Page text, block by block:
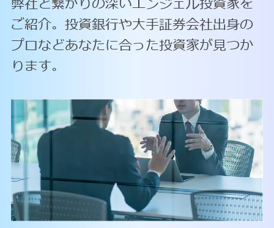
弊社と繋がりの深いエンジェル投資家を
ご紹介。投資銀行や大手証券会社出身の
プロなどあなたに合った投資家が見つか
ります。